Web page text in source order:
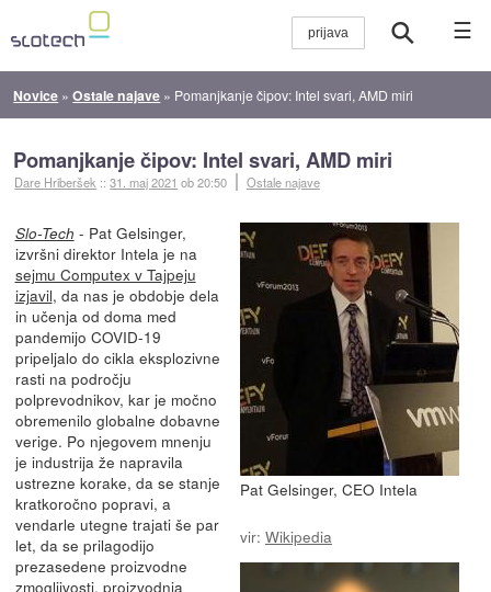
☰
Novice »Ostale najave » Pomanjkanje čipov: Intel svari, AMD miri
Pomanjkanje čipov: Intel svari, AMD miri
Dare Hriberšek ::31. maj 2021 ob 20:50 Ostale najave
Pat Gelsinger, CEO Intela
vir: Wikipedia
Slo-Tech - Pat Gelsinger,
izvršni direktor Intela je na
sejmu Computex v Tajpeju
izjavil, da nas je obdobje dela
in učenja od doma med
pandemijo COVID-19
pripeljalo do cikla eksplozivne
rasti na področju
polprevodnikov, kar je močno
obremenilo globalne dobavne
verige. Po njegovem mnenju
je industrija že napravila
ustrezne korake, da se stanje
kratkoročno popravi, a
vendarle utegne trajati še par
let, da se prilagodijo
prezasedene proizvodne
zmogljivosti, proizvodnja